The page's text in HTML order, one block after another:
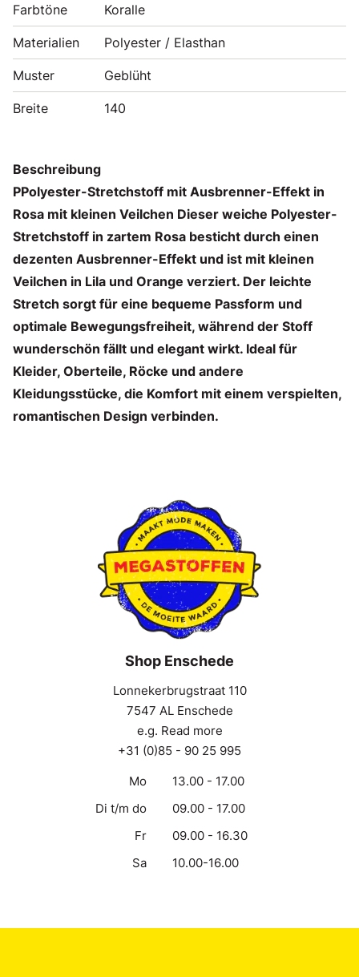
Farbtöne Koralle
Materialien Polyester / Elasthan
Muster Geblüht
Breite 140
Beschreibung
PPolyester-Stretchstoff mit Ausbrenner-Effekt in
Rosa mit kleinen Veilchen Dieser weiche Polyester-
Stretchstoff in zartem Rosa besticht durch einen
dezenten Ausbrenner-Effekt und ist mit kleinen
Veilchen in Lila und Orange verziert. Der leichte
Stretch sorgt für eine bequeme Passform und
optimale Bewegungsfreiheit, während der Stoff
wunderschön fällt und elegant wirkt. Ideal für
Kleider, Oberteile, Röcke und andere
Kleidungsstücke, die Komfort mit einem verspielten,
romantischen Design verbinden.
Shop Enschede
Lonnekerbrugstraat 110
7547 AL Enschede
e.g. Read more
+31 (0)85 - 90 25 995
Mo
13.00 - 17.00
Di t/m do
09.00 - 17.00
Fr
09.00 - 16.30
Sa
10.00-16.00